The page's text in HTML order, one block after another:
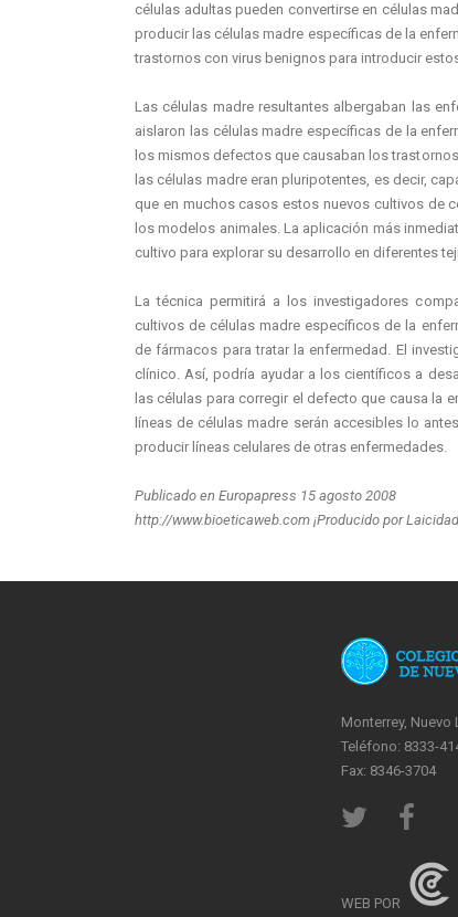
células adultas pueden convertirse en células
producir las células madre específicas de la
trastornos con virus benignos para introducir
Las células madre resultantes albergaban las
aislaron las células madre específicas de la
los mismos defectos que causaban los
las células madre eran pluripotentes, es decir,
que en muchos casos estos nuevos cultivos de
los modelos animales. La aplicación más
cultivo para explorar su desarrollo en diferentes
La técnica permitirá a los investigadores
cultivos de células madre específicos de la
de fármacos para tratar la enfermedad. El
clínico. Así, podría ayudar a los científicos a
las células para corregir el defecto que causa la
líneas de células madre serán accesibles lo
producir líneas celulares de otras enfermedades.
Publicado en Europapress 15 agosto 2008
http://www.bioeticaweb.com ¡Producido por
Monterrey, Nuevo
Teléfono: 8333-
Fax: 8346-3704
WEB POR